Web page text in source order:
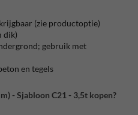
(zie productoptie)
dik)
gebruik met
en tegels
- Sjabloon C21 - 3,5t kopen?